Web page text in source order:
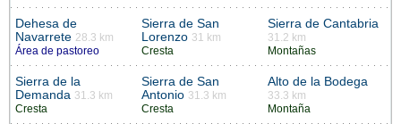
Dehesa de
Navarrete 28.3 km
Área de pastoreo
Sierra de San
Lorenzo 31 km
Cresta
Sierra de Cantabria
31.2 km
Montañas
Sierra de la
Demanda 31.3 km
Cresta
Sierra de San
Antonio 31.3 km
Cresta
Alto de la Bodega
33.3 km
Montaña